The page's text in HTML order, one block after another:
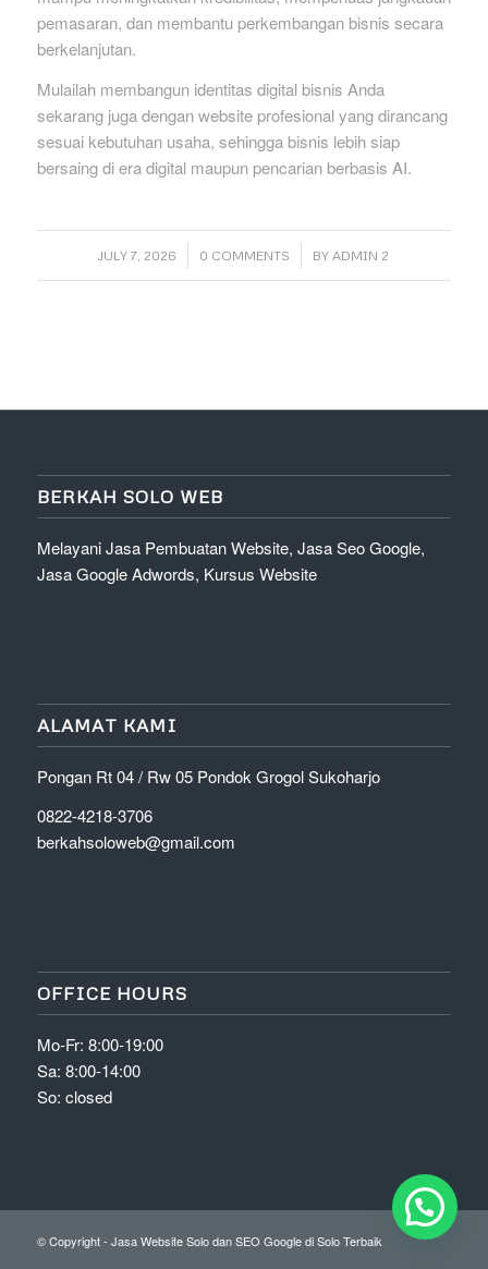
pemasaran, dan membantu perkembangan bisnis secara
berkelanjutan.
Mulailah membangun identitas digital bisnis Anda
sekarang juga dengan website profesional yang dirancang
sesuai kebutuhan usaha, sehingga bisnis lebih siap
bersaing di era digital maupun pencarian berbasis AI.
JULY 7, 2026
/ 0 COMMENTS
/ BY ADMIN 2
BERKAH SOLO WEB
Melayani Jasa Pembuatan Website, Jasa Seo Google,
Jasa Google Adwords, Kursus Website
ALAMAT KAMI
Pongan Rt 04 / Rw 05 Pondok Grogol Sukoharjo
0822-4218-3706
berkahsoloweb@gmail.com
OFFICE HOURS
Mo-Fr: 8:00-19:00
Sa: 8:00-14:00
So: closed
© Copyright - Jasa Website Solo dan SEO Google di Solo Terbaik